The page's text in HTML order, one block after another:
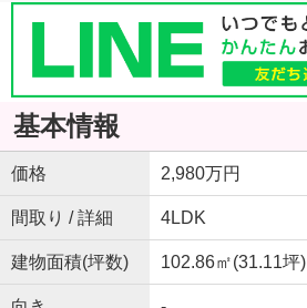
基本情報
価格 2,980万円
間取り / 詳細 4LDK
建物面積(坪数) 102.86㎡(31.11坪)